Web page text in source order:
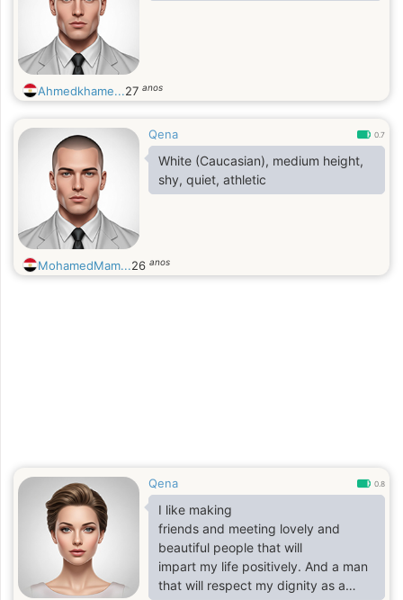
Ahmedkhame...27 anos
Qena 0.7
White (Caucasian), medium height,
shy, quiet, athletic
MohamedMam...26 anos
Qena 0.8
I like making
friends and meeting lovely and
beautiful people that will
impart my life positively. And a man
that will respect my dignity as a